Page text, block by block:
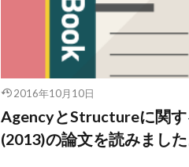
2016年10月10日
AgencyとStructureに関
(2013)の論文を読みました